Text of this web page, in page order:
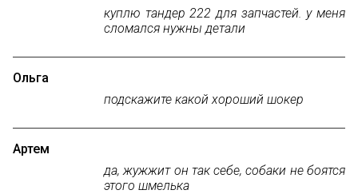
куплю тандер 222 для запчастей. у меня
сломался нужны детали
Ольга
подскажите какой хороший шокер
Артем
да, жужжит он так себе, собаки не боятся
этого шмелька